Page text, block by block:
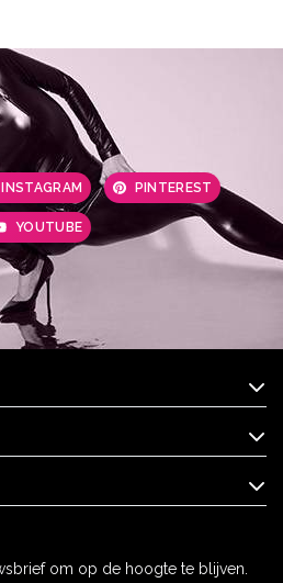
INSTAGRAM PINTEREST
YOUTUBE
om op de hoogte te blijven.